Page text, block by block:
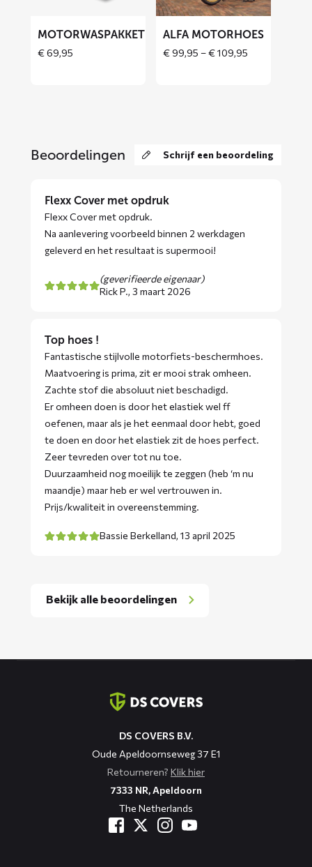
MOTORWASPAKKET
€69,95
ALFA MOTORHOES
€99,95 –€109,95
Beoordelingen Schrijf een beoordeling
Flexx Cover met opdruk
Flexx Cover met opdruk.
Na aanlevering voorbeeld binnen 2 werkdagen
geleverd en het resultaat is supermooi!
(geverifieerde eigenaar)
Rick P., 3 maart 2026
Top hoes !
Fantastische stijlvolle motorfiets-beschermhoes.
Maatvoering is prima, zit er mooi strak omheen.
Zachte stof die absoluut niet beschadigd.
Er omheen doen is door het elastiek wel ff
oefenen, maar als je het eenmaal door hebt, goed
te doen en door het elastiek zit de hoes perfect.
Zeer tevreden over tot nu toe.
Duurzaamheid nog moeilijk te zeggen (heb ‘m nu
maandje) maar heb er wel vertrouwen in.
Prijs/kwaliteit in overeenstemming.
Bassie Berkelland, 13 april 2025
Bekijk alle beoordelingen
DS COVERS B.V.
Oude Apeldoornseweg 37 E1
Retourneren? Klik hier
7333 NR, Apeldoorn
The Netherlands